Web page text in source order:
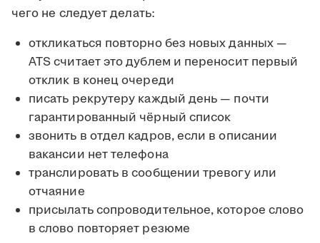
чего не следует делать:
откликаться повторно без новых данных —
ATS считает это дублем и переносит первый
отклик в конец очереди
писать рекрутеру каждый день — почти
гарантированный чёрный список
звонить в отдел кадров, если в описании
вакансии нет телефона
транслировать в сообщении тревогу или
отчаяние
присылать сопроводительное, которое слово
в слово повторяет резюме